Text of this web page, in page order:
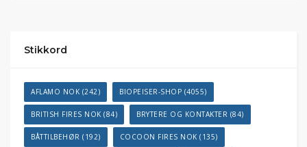
Stikkord
AFLAMO NOK (242) BIOPEISER-SHOP (4055)
BRITISH FIRES NOK (84) BRYTERE OG KONTAKTER (84)
BÅTTILBEHØR (192) COCOON FIRES NOK (135)